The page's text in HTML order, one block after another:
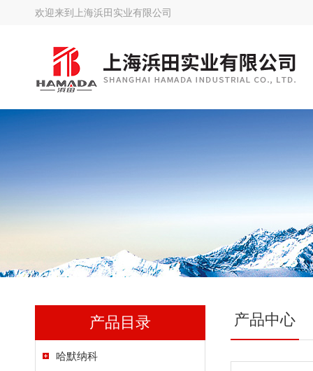
欢迎来到 上海浜田实业有限公司
产品目录
哈默纳科
产品中心